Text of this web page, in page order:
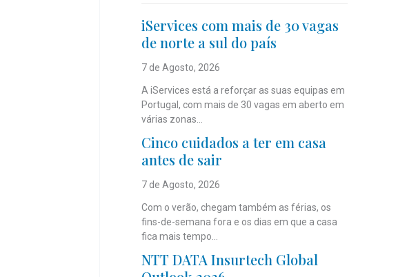
iServices com mais de 30 vagas
de norte a sul do país
7 de Agosto, 2026
A iServices está a reforçar as suas equipas em
Portugal, com mais de 30 vagas em aberto em
várias zonas...
Cinco cuidados a ter em casa
antes de sair
7 de Agosto, 2026
Com o verão, chegam também as férias, os
fins-de-semana fora e os dias em que a casa
fica mais tempo...
NTT DATA Insurtech Global